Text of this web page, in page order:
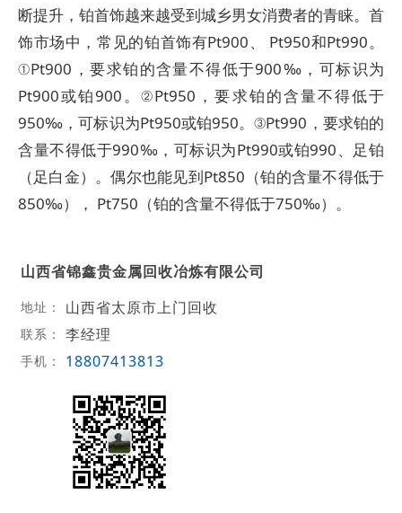
断提升，铂首饰越来越受到城乡男女消费者的青睐。首
饰市场中，常见的铂首饰有Pt900、 Pt950和Pt990。
①Pt900，要求铂的含量不得低于900‰，可标识为
Pt900或铂900。②Pt950，要求铂的含量不得低于
950‰，可标识为Pt950或铂950。③Pt990，要求铂的
含量不得低于990‰，可标识为Pt990或铂990、足铂
（足白金）。偶尔也能见到Pt850（铂的含量不得低于
850‰）， Pt750（铂的含量不得低于750‰）。
山西省锦鑫贵金属回收冶炼有限公司
地址： 山西省太原市上门回收
联系： 李经理
手机： 18807413813